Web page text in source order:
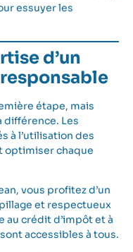
essuyer les
d’un
étape, mais
différence. Les
à l’utilisation des
optimiser chaque
vous profitez d’un
et respectueux
au crédit d’impôt et à
accessibles à tous.